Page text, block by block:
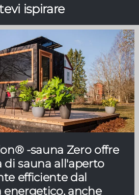
ispirare
-sauna Zero offre
di sauna all'aperto
efficiente dal
anche